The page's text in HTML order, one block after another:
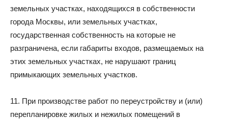
земельных участках, находящихся в собственности
города Москвы, или земельных участках,
государственная собственность на которые не
разграничена, если габариты входов, размещаемых на
этих земельных участках, не нарушают границ
примыкающих земельных участков.
11. При производстве работ по переустройству и (или)
перепланировке жилых и нежилых помещений в